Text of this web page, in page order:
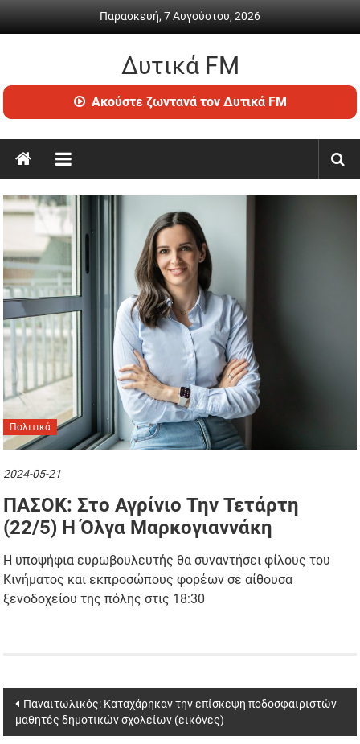
Παρασκευή, 7 Αυγούστου, 2026
Δυτικά FM
Ραδιόφωνο
•
ενημέρωση
Ακούστε ζωντανά τον Δυτικά FM
Πολιτικά
2024-05-21
ΠΑΣΟΚ: Στο Αγρίνιο Την Τετάρτη
(22/5) Η Όλγα Μαρκογιαννάκη
Η υποψήφια ευρωβουλευτής θα συναντήσει φίλους του
Κινήματος και εκπροσώπους φορέων σε αίθουσα
ξενοδοχείου της πόλης στις 18:30
Post
navigation
Παναιτωλικός: Καταχάρηκαν την επίσκεψη ποδοσφαιριστών
μαθητές δημοτικών σχολείων (εικόνες)